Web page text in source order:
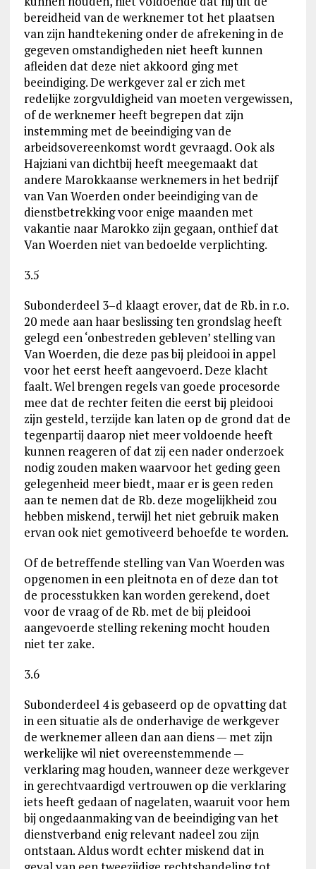
bereidheid van de werknemer tot het plaatsen
van zijn handtekening onder de afrekening in de
gegeven omstandigheden niet heeft kunnen
afleiden dat deze niet akkoord ging met
beeindiging. De werkgever zal er zich met
redelijke zorgvuldigheid van moeten vergewissen,
of de werknemer heeft begrepen dat zijn
instemming met de beeindiging van de
arbeidsovereenkomst wordt gevraagd. Ook als
Hajziani van dichtbij heeft meegemaakt dat
andere Marokkaanse werknemers in het bedrijf
van Van Woerden onder beeindiging van de
dienstbetrekking voor enige maanden met
vakantie naar Marokko zijn gegaan, onthief dat
Van Woerden niet van bedoelde verplichting.
3.5
Subonderdeel 3–d klaagt erover, dat de Rb. in r.o.
20 mede aan haar beslissing ten grondslag heeft
gelegd een ‘onbestreden gebleven’ stelling van
Van Woerden, die deze pas bij pleidooi in appel
voor het eerst heeft aangevoerd. Deze klacht
faalt. Wel brengen regels van goede procesorde
mee dat de rechter feiten die eerst bij pleidooi
zijn gesteld, terzijde kan laten op de grond dat de
tegenpartij daarop niet meer voldoende heeft
kunnen reageren of dat zij een nader onderzoek
nodig zouden maken waarvoor het geding geen
gelegenheid meer biedt, maar er is geen reden
aan te nemen dat de Rb. deze mogelijkheid zou
hebben miskend, terwijl het niet gebruik maken
ervan ook niet gemotiveerd behoefde te worden.
Of de betreffende stelling van Van Woerden was
opgenomen in een pleitnota en of deze dan tot
de processtukken kan worden gerekend, doet
voor de vraag of de Rb. met de bij pleidooi
aangevoerde stelling rekening mocht houden
niet ter zake.
3.6
Subonderdeel 4 is gebaseerd op de opvatting dat
in een situatie als de onderhavige de werkgever
de werknemer alleen dan aan diens — met zijn
werkelijke wil niet overeenstemmende —
verklaring mag houden, wanneer deze werkgever
in gerechtvaardigd vertrouwen op die verklaring
iets heeft gedaan of nagelaten, waaruit voor hem
bij ongedaanmaking van de beeindiging van het
dienstverband enig relevant nadeel zou zijn
ontstaan. Aldus wordt echter miskend dat in